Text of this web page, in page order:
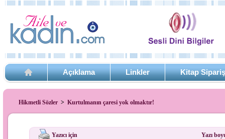
Açıklama Linkler Kitap
Hikmetli Sözler > Kurtulmanın çaresi yok olmaktır!
Yazıcı için Yazı